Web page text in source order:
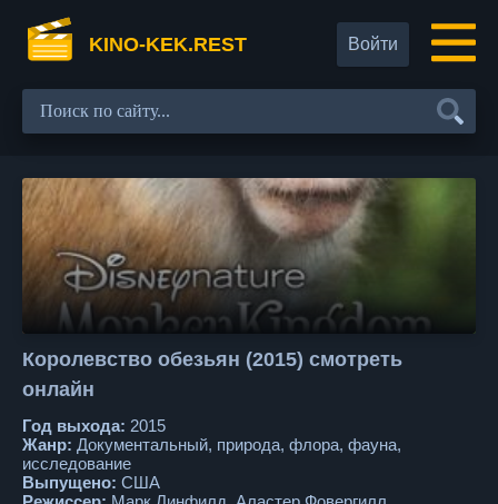
KINO-KEK.REST Войти
Королевство обезьян (2015) смотреть
онлайн
Год выхода: 2015
Жанр: Документальный, природа, флора, фауна,
исследование
Выпущено: США